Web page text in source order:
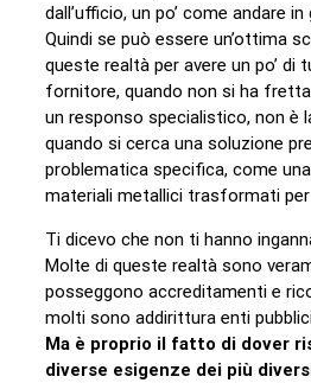
dall’ufficio, un po’ come andare in
Quindi se può essere un’ottima
queste realtà per avere un po’ di
fornitore, quando non si ha
un responso specialistico, non è
quando si cerca una soluzione
problematica specifica, come
materiali metallici trasformati
Ti dicevo che non ti hanno
Molte di queste realtà sono
posseggono accreditamenti e
molti sono addirittura enti
Ma è proprio il fatto di dover
diverse esigenze dei più